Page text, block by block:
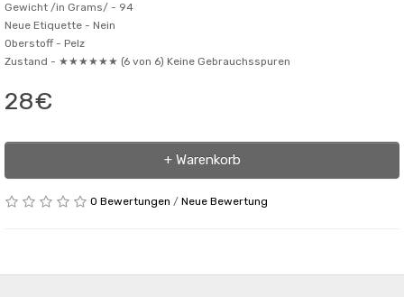
Gewicht /in Grams/ - 94
Neue Etiquette - Nein
Oberstoff - Pelz
Zustand - ★★★★★★ (6 von 6) Keine Gebrauchsspuren
28€
+ Warenkorb
0 Bewertungen / Neue Bewertung